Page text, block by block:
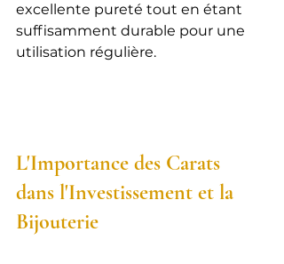
excellente pureté tout en étant
suffisamment durable pour une
utilisation régulière.
L'Importance des Carats
dans l'Investissement et la
Bijouterie